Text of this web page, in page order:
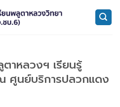
าหลวงฯ เรียนรู้
ศูนย์บริการปลวกแดง